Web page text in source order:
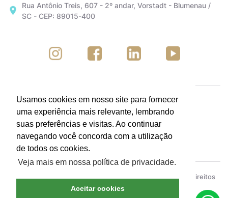
Rua Antônio Treis, 607 - 2º andar, Vorstadt - Blumenau /
SC - CEP: 89015-400
ACIB - Associação Empresarial de Blumenau © Todos os direitos
reservados.Política de Privacidade
Usamos cookies em nosso site para fornecer
uma experiência mais relevante, lembrando
suas preferências e visitas. Ao continuar
navegando você concorda com a utilização
de todos os cookies.
Veja mais em nossa política de privacidade.
Aceitar cookies